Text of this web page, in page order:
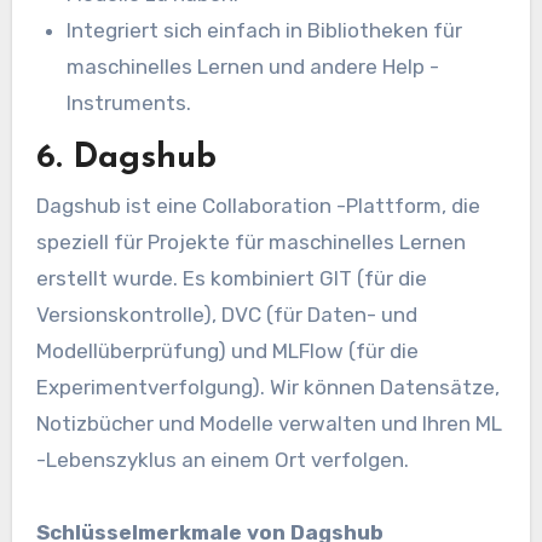
Integriert sich einfach in Bibliotheken für
maschinelles Lernen und andere Help -
Instruments.
6. Dagshub
Dagshub ist eine Collaboration -Plattform, die
speziell für Projekte für maschinelles Lernen
erstellt wurde. Es kombiniert GIT (für die
Versionskontrolle), DVC (für Daten- und
Modellüberprüfung) und MLFlow (für die
Experimentverfolgung). Wir können Datensätze,
Notizbücher und Modelle verwalten und Ihren ML
-Lebenszyklus an einem Ort verfolgen.
Schlüsselmerkmale von Dagshub